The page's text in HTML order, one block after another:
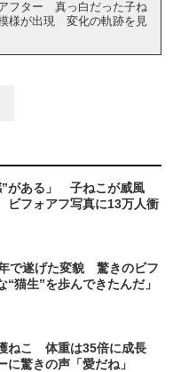
フター 真っ白だった子ね
様が出現 変化の軌跡を見
”がある」 子ねこが威風
フォアフ写真に13万人衝
で遂げた変貌 驚きのビフ
“猫生”を歩んできたんだ」
ねこ 体重は35倍に成長
に驚きの声「愛だね」